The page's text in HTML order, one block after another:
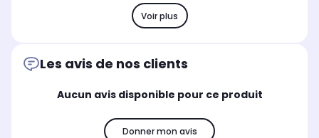
Voir plus
Les avis de nos clients
Aucun avis disponible pour ce produit
Donner mon avis